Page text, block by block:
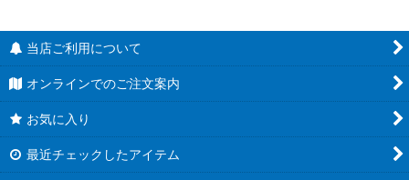
当店ご利用について
オンラインでのご注文案内
お気に入り
最近チェックしたアイテム